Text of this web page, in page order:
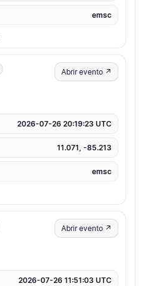
emsc
Abrir evento ↗
2026-07-26 20:19:23 UTC
11.071, -85.213
emsc
Abrir evento ↗
2026-07-26 11:51:03 UTC